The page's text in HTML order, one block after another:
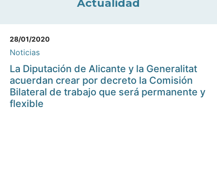
Actualidad
28/01/2020
Noticias
La Diputación de Alicante y la Generalitat
acuerdan crear por decreto la Comisión
Bilateral de trabajo que será permanente y
flexible